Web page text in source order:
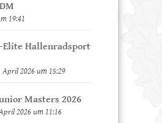
19:41
Elite Hallenradsport
2026 um 15:29
Masters 2026
2026 um 11:16